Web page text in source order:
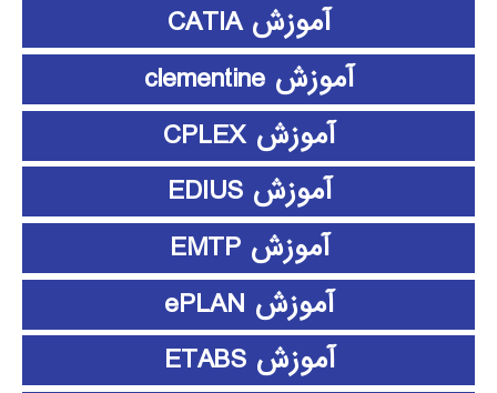
آموزش CATIA
آموزش clementine
آموزش CPLEX
آموزش EDIUS
آموزش EMTP
آموزش ePLAN
آموزش ETABS